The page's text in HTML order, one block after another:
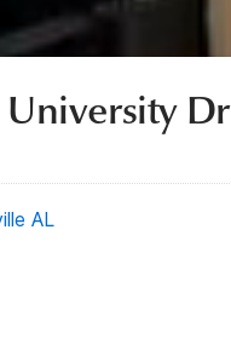
University Dr
AL